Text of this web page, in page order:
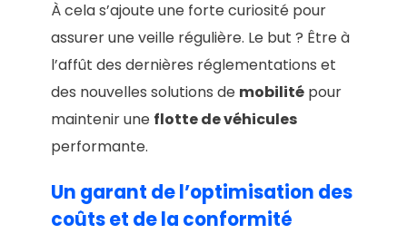
À cela s’ajoute une forte curiosité pour
assurer une veille régulière. Le but ? Être à
l’affût des dernières réglementations et
des nouvelles solutions de mobilité pour
maintenir une flotte de véhicules
performante.
Un garant de l’optimisation des
coûts et de la conformité